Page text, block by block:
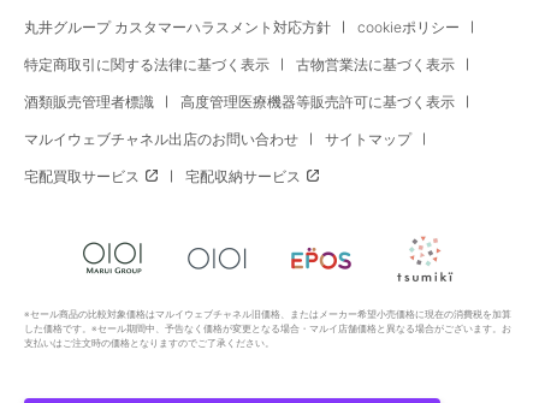
丸井グループ カスタマーハラスメント対応方針 cookieポリシー
特定商取引に関する法律に基づく表示 古物営業法に基づく表示
酒類販売管理者標識 高度管理医療機器等販売許可に基づく表示
マルイウェブチャネル出店のお問い合わせ サイトマップ
宅配買取サービス 宅配収納サービス
※セール商品の比較対象価格はマルイウェブチャネル旧価格、またはメーカー希望小売価格に現在の消費税を加算
した価格です。※セール期間中、予告なく価格が変更となる場合・マルイ店舗価格と異なる場合がございます。お
支払いはご注文時の価格となりますのでご了承ください。